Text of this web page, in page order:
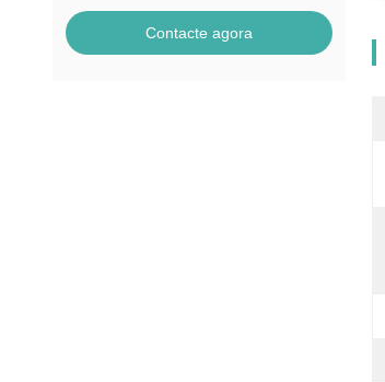
Contacte agora